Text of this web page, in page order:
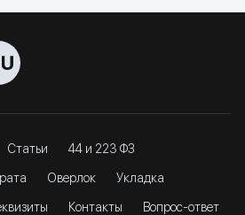
Статьи 44 и 223 ФЗ
Оверлок Укладка
Контакты Вопрос-ответ